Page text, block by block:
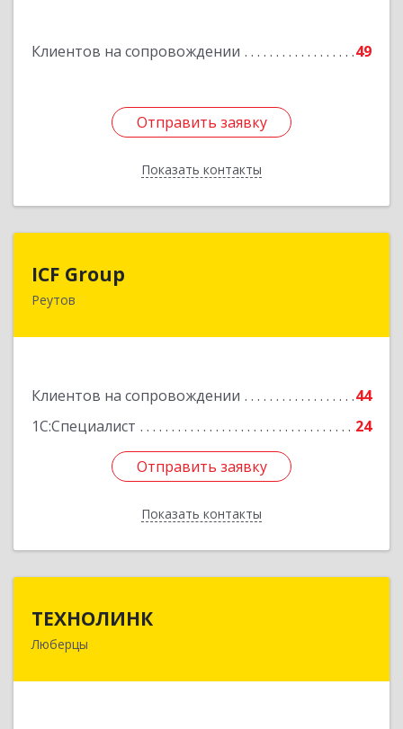
Клиентов на сопровождении 49
Отправить заявку
Показать контакты
Подробнее
Отправить заявку
Назад
ICF Group
Реутов
Клиентов на сопровождении
44
1С:Специалист
24
Отправить заявку
Показать контакты
143965, Московская обл, г.о. Реутов, Реутов г,
Отправить заявку
Назад
ТЕХНОЛИНК
Люберцы
140014, г.Люберцы, Октябрьский просп., д.373